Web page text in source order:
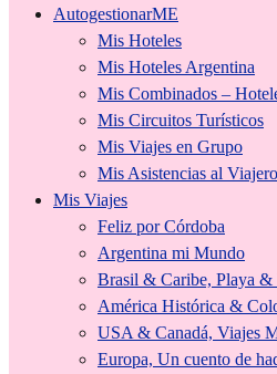
AutogestionarME
Mis Hoteles
Mis Hoteles Argentina
Mis Combinados –
Mis Circuitos Turísticos
Mis Viajes en Grupo
Mis Asistencias al Viajero
Mis Viajes
Feliz por Córdoba
Argentina mi Mundo
Brasil & Caribe, Playa &
América Histórica &
USA & Canadá, Viajes
Europa, Un cuento de